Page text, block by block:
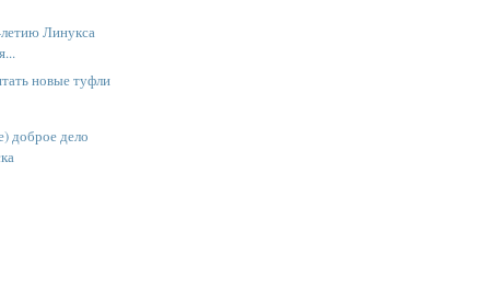
Линукса
новые туфли
доброе дело